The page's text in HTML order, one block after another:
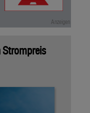
Strompreis